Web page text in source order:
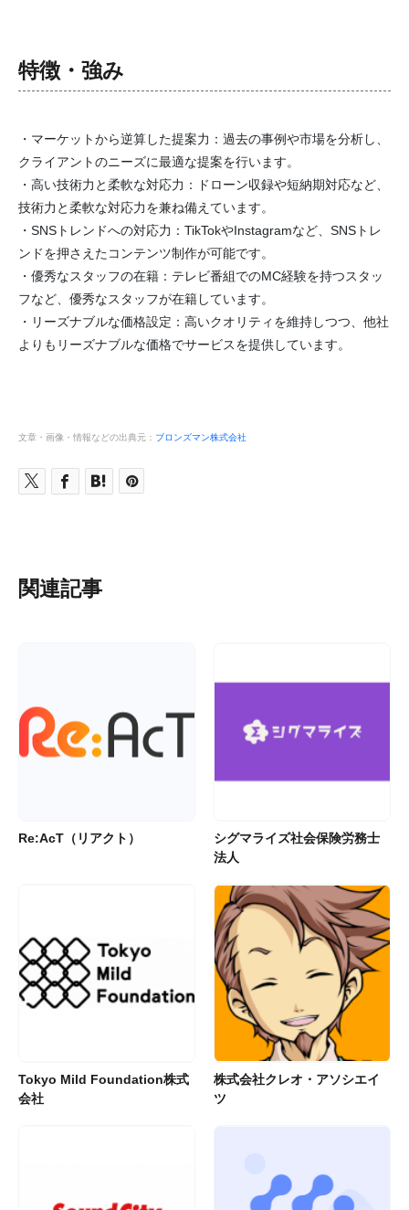
特徴・強み
・マーケットから逆算した提案力：過去の事例や市場を分析し、
クライアントのニーズに最適な提案を行います。
・高い技術力と柔軟な対応力：ドローン収録や短納期対応など、
技術力と柔軟な対応力を兼ね備えています。
・SNSトレンドへの対応力：TikTokやInstagramなど、SNSトレ
ンドを押さえたコンテンツ制作が可能です。
・優秀なスタッフの在籍：テレビ番組でのMC経験を持つスタッ
フなど、優秀なスタッフが在籍しています。
・リーズナブルな価格設定：高いクオリティを維持しつつ、他社
よりもリーズナブルな価格でサービスを提供しています。
文章・画像・情報などの出典元： ブロンズマン株式会社
関連記事
Re:AcT（リアクト）
シグマライズ社会保険労務士
法人
Tokyo Mild Foundation株式
会社
株式会社クレオ・アソシエイ
ツ